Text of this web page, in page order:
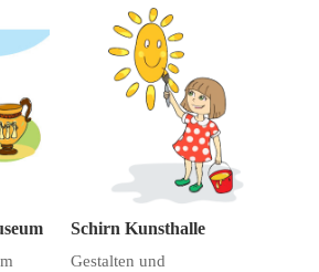
Schirn Kunsthalle
Gestalten und